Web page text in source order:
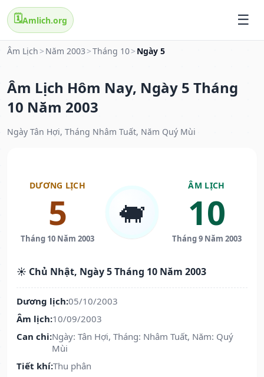
🗓️Amlich.org
Âm Lịch > Năm 2003 >Tháng 10> Ngày 5
Âm Lịch Hôm Nay, Ngày 5 Tháng
10 Năm 2003
Ngày Tân Hợi, Tháng Nhâm Tuất, Năm Quý Mùi
DƯƠNG LỊCH
5
Tháng 10 Năm 2003
🐖
ÂM LỊCH
10
Tháng 9 Năm 2003
☀️ Chủ Nhật, Ngày 5 Tháng 10 Năm 2003
Dương lịch:05/10/2003
Âm lịch:10/09/2003
Can chi:Ngày: Tân Hợi, Tháng: Nhâm Tuất, Năm: Quý
Mùi
Tiết khí:Thu phân